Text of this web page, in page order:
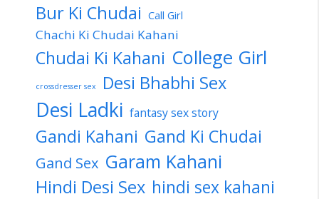
Bur Ki Chudai Call Girl
Chachi Ki Chudai Kahani
Chudai Ki Kahani College Girl
crossdresser sex Desi Bhabhi Sex
Desi Ladki fantasy sex story
Gandi Kahani Gand Ki Chudai
Gand Sex Garam Kahani
Hindi Desi Sex hindi sex kahani